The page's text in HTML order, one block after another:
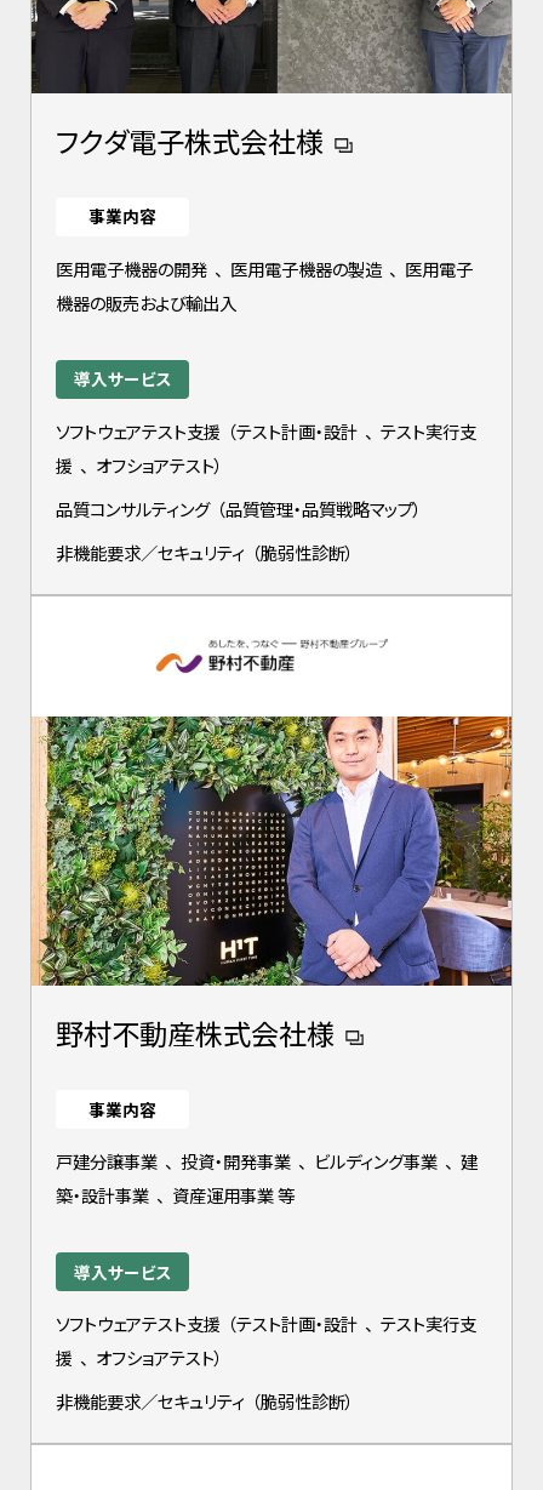
フクダ電子株式会社様
事業内容
医用電子機器の開発 、 医用電子機器の製造 、 医用電子
機器の販売および輸出入
導入サービス
ソフトウェアテスト支援 （テスト計画・設計 、 テスト実行支
援 、 オフショアテスト）
品質コンサルティング （品質管理・品質戦略マップ）
非機能要求／セキュリティ （脆弱性診断）
野村不動産株式会社様
事業内容
戸建分譲事業 、 投資・開発事業 、 ビルディング事業 、 建
築・設計事業 、 資産運用事業 等
導入サービス
ソフトウェアテスト支援 （テスト計画・設計 、 テスト実行支
援 、 オフショアテスト）
非機能要求／セキュリティ （脆弱性診断）